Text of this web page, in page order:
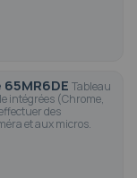
Tableau
intégrées (Chrome,
des
et aux micros.